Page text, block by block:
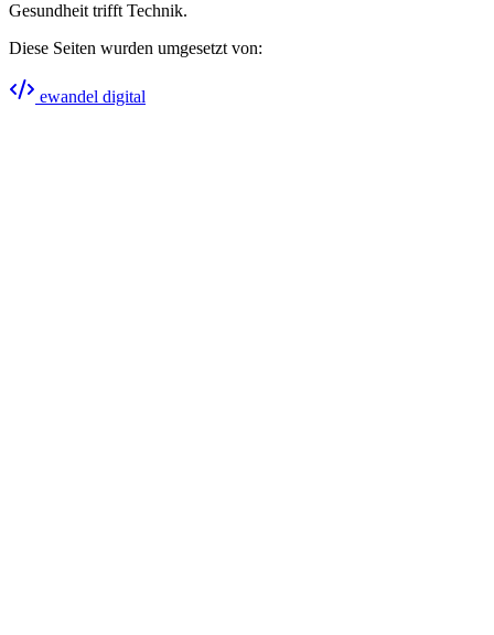
Gesundheit trifft Technik.
Diese Seiten wurden umgesetzt von:
ewandel digital